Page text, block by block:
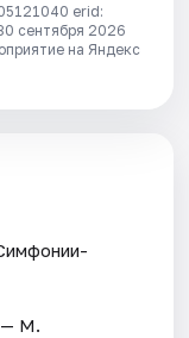
erid:
сентября 2026
на Яндекс
— М.